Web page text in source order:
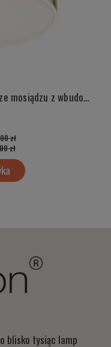
Nowoczesny średni plafon w kolorze mosiądzu z wbudowanym modułem LED ATLANTIS 4078
zł
zł
blisko tysiąc lamp